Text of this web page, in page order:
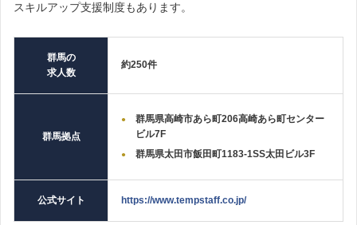
スキルアップ支援制度もあります。
群馬の
求人数
約250件
群馬拠点
群馬県高崎市あら町206高崎あら町センター
ビル7F
群馬県太田市飯田町1183-1SS太田ビル3F
公式サイト https://www.tempstaff.co.jp/